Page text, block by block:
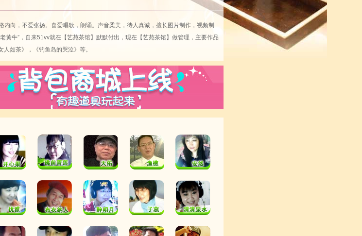
内向，不爱张扬。喜爱唱歌，朗诵。声音柔美，待人真诚，擅长图片制作，视频制
黄牛”，自来51vv就在【艺苑茶馆】默默付出，现在【艺苑茶馆】做管理，主要作品
如茶》，《钓鱼岛的哭泣》等。